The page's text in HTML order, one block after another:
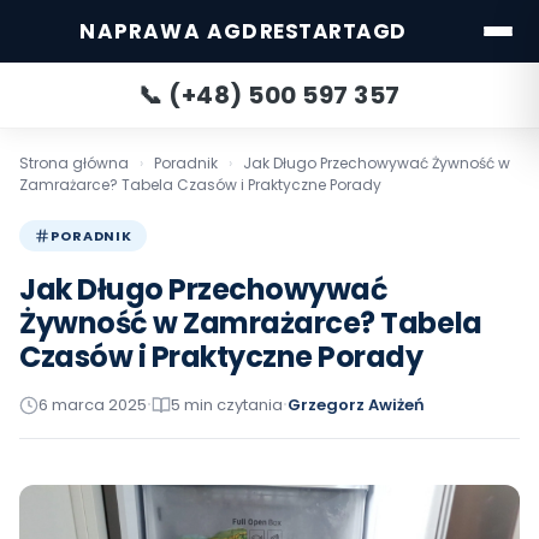
NAPRAWA AGDRESTARTAGD
📞 (+48) 500 597 357
POPULARNE: Katowice
Warszawa
Wrocław
Gdańsk Gdynia Poznań
Strona główna › Poradnik › Jak Długo Przechowywać Żywność w
Zamrażarce? Tabela Czasów i Praktyczne Porady
PORADNIK
Jak Długo Przechowywać
Żywność w Zamrażarce? Tabela
Czasów i Praktyczne Porady
6 marca 2025• 5 min czytania•Grzegorz Awiżeń